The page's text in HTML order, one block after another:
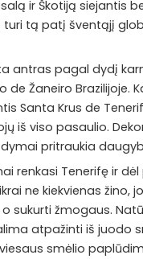
ir Škotiją siejantis
tą patį šventąjį
antras pagal dydį
de Žaneiro Brazilijoje.
Santa Krus de
iš viso pasaulio.
pritraukia
renkasi Tenerifę ir
ne kiekvienas žino,
sukurti žmogaus.
atpažinti iš juodo
smėlio